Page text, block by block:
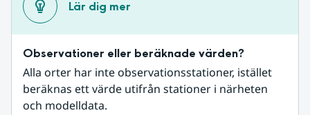
Lär dig mer
Observationer eller beräknade värden?
Alla orter har inte observationsstationer, istället
beräknas ett värde utifrån stationer i närheten
och modelldata.